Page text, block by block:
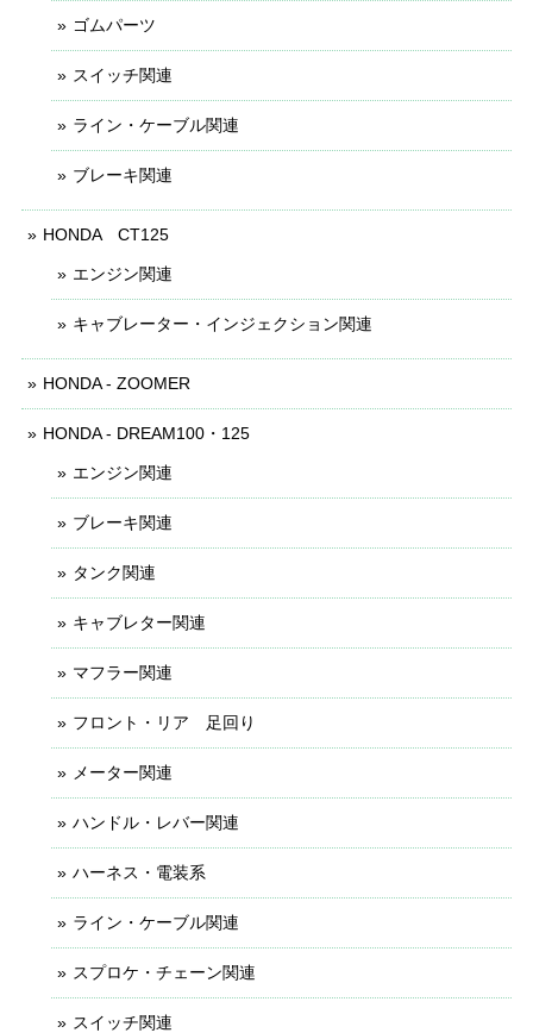
ゴムパーツ
スイッチ関連
ライン・ケーブル関連
ブレーキ関連
HONDA CT125
エンジン関連
キャブレーター・インジェクション関連
HONDA - ZOOMER
HONDA - DREAM100・125
エンジン関連
ブレーキ関連
タンク関連
キャブレター関連
マフラー関連
フロント・リア 足回り
メーター関連
ハンドル・レバー関連
ハーネス・電装系
ライン・ケーブル関連
スプロケ・チェーン関連
スイッチ関連